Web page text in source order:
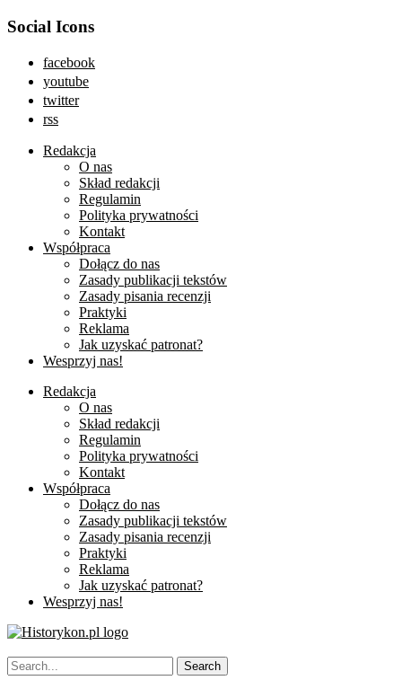
Social Icons
facebook
youtube
twitter
rss
Redakcja
O nas
Skład redakcji
Regulamin
Polityka prywatności
Kontakt
Współpraca
Dołącz do nas
Zasady publikacji tekstów
Zasady pisania recenzji
Praktyki
Reklama
Jak uzyskać patronat?
Wesprzyj nas!
Redakcja
O nas
Skład redakcji
Regulamin
Polityka prywatności
Kontakt
Współpraca
Dołącz do nas
Zasady publikacji tekstów
Zasady pisania recenzji
Praktyki
Reklama
Jak uzyskać patronat?
Wesprzyj nas!